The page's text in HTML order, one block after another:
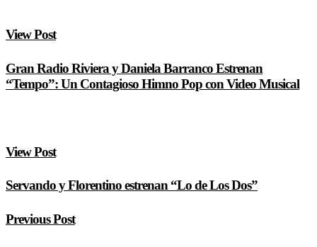
View Post
Gran Radio Riviera y Daniela Barranco Estrenan
“Tempo”: Un Contagioso Himno Pop con Video Musical
View Post
Servando y Florentino estrenan “Lo de Los Dos”
Previous Post